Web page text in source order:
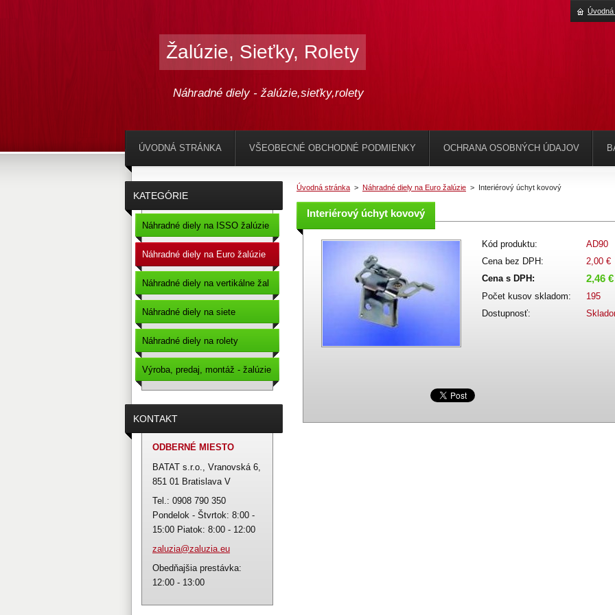
Žalúzie, Sieťky, Rolety
Náhradné diely - žalúzie,sieťky,rolety
Úvodná stránka > Náhradné diely na Euro žalúzie > Interiérový úchyt kovový
Interiérový úchyt kovový
Kód produktu:
AD90
Cena bez DPH:
2,00 €
Cena s DPH:
2,46 €
Počet kusov skladom:
195
Dostupnosť:
KATEGÓRIE
Náhradné diely na ISSO žalúzie
Náhradné diely na Euro žalúzie
Náhradné diely na vertikálne žal
Náhradné diely na siete
Náhradné diely na rolety
Výroba, predaj, montáž - žalúzie
- sieťky proti hmyzu - roletky
KONTAKT
ODBERNÉ MIESTO
BATAT s.r.o., Vranovská 6,
851 01 Bratislava V
Tel.: 0908 790 350
Pondelok - Štvrtok: 8:00 -
15:00 Piatok: 8:00 - 12:00
zaluzia@zaluzia.eu
Obedňajšia prestávka:
12:00 - 13:00
ÚVODNÁ STRÁNKA VŠEOBECNÉ OBCHODNÉ PODMIENKY OCHRANA OSOBNÝCH ÚDAJOV